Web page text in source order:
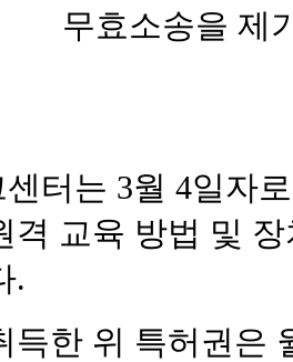
무효소송을 제
터는 3월 4일자
격 교육 방법 및
.
득한 위 특허권은